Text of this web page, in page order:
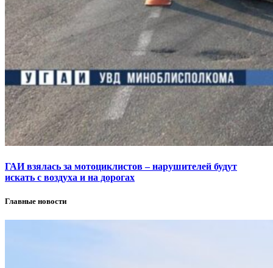
ГАИ взялась за мотоциклистов – нарушителей будут
искать с воздуха и на дорогах
Главные новости